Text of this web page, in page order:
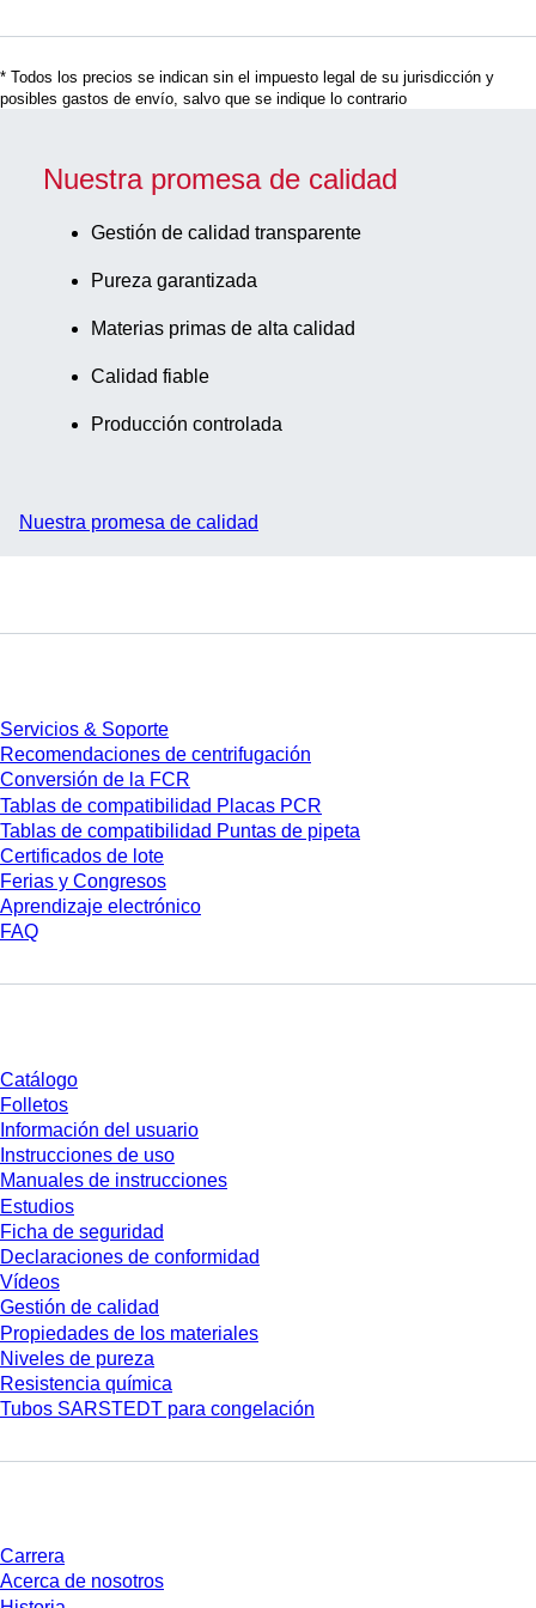
* Todos los precios se indican sin el impuesto legal de su jurisdicción y
posibles gastos de envío, salvo que se indique lo contrario
Nuestra promesa de calidad
Gestión de calidad transparente
Pureza garantizada
Materias primas de alta calidad
Calidad fiable
Producción controlada
Nuestra promesa de calidad
Servicios & Soporte
Recomendaciones de centrifugación
Conversión de la FCR
Tablas de compatibilidad Placas PCR
Tablas de compatibilidad Puntas de pipeta
Certificados de lote
Ferias y Congresos
Aprendizaje electrónico
FAQ
Catálogo
Folletos
Información del usuario
Instrucciones de uso
Manuales de instrucciones
Estudios
Ficha de seguridad
Declaraciones de conformidad
Vídeos
Gestión de calidad
Propiedades de los materiales
Niveles de pureza
Resistencia química
Tubos SARSTEDT para congelación
Carrera
Acerca de nosotros